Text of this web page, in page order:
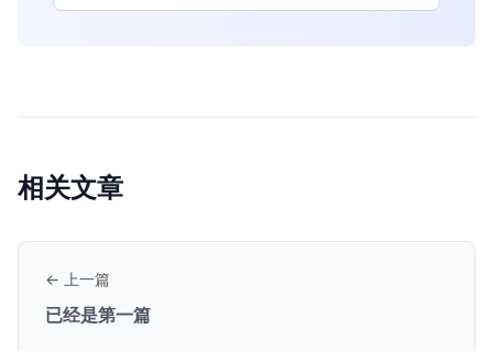
相关文章
← 上一篇
已经是第一篇